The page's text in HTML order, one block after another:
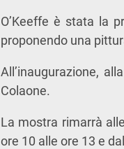
O’Keeffe è stata la
proponendo una
All’inaugurazione,
Colaone.
La mostra rimarrà
ore 10 alle ore 13 e